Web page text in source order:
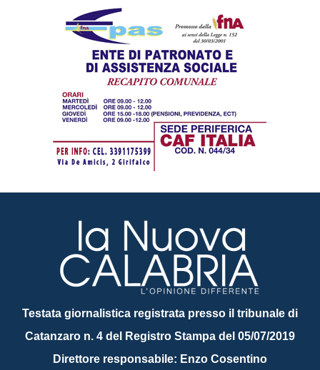
Testata giornalistica registrata presso il tribunale di
Catanzaro n. 4 del Registro Stampa del 05/07/2019
Direttore responsabile: Enzo Cosentino